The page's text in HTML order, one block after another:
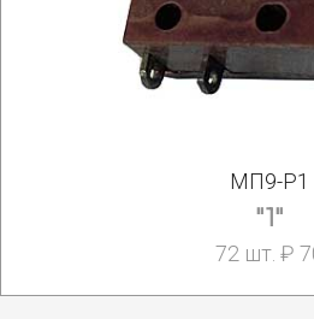
МП9-Р1
"1"
72 шт. ₽